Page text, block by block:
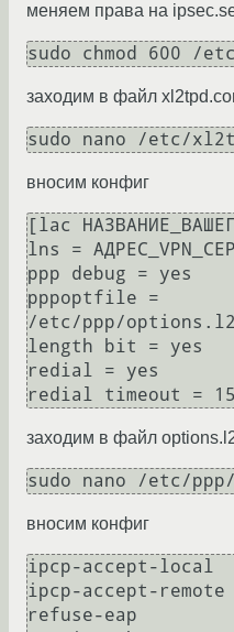
меняем права на
заходим в файл
вносим конфиг
[lac
lns =
ppp debug = yes
pppoptfile =
/etc/ppp/
length bit = yes
redial = yes
заходим в файл
вносим конфиг
ipcp-accept-local
ipcp-accept-remote
refuse-eap